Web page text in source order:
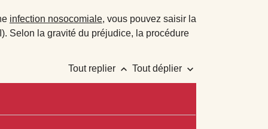
infection nosocomiale, vous pouvez saisir la
Selon la gravité du préjudice, la procédure
Tout replier keyboard_arrow_up Tout déplier keyboard_arrow_down